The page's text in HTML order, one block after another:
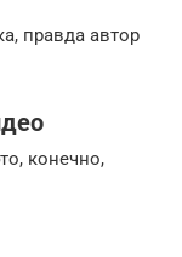
правда автор
конечно,